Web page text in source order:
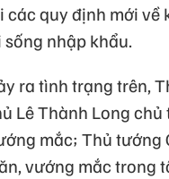
quy định mới về
nhập khẩu.
ra tình trạng trên,
Lê Thành Long
mắc; Thủ
vướng mắc trong